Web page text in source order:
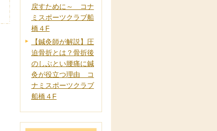
戻すために～ コナ
ミスポーツクラブ船
橋４F
【鍼灸師が解説】圧
迫骨折とは？骨折後
のしぶとい腰痛に鍼
灸が役立つ理由 コ
ナミスポーツクラブ
船橋４F